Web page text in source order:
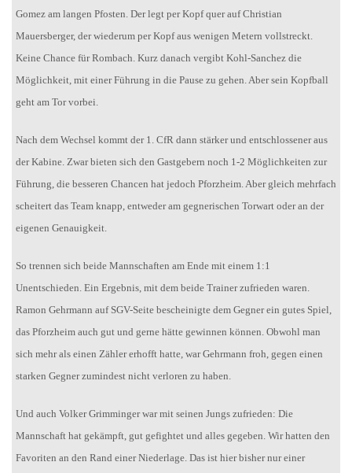
Gomez am langen Pfosten. Der legt per Kopf quer auf Christian
Mauersberger, der wiederum per Kopf aus wenigen Metern vollstreckt.
Keine Chance für Rombach. Kurz danach vergibt Kohl-Sanchez die
Möglichkeit, mit einer Führung in die Pause zu gehen. Aber sein Kopfball
geht am Tor vorbei.
Nach dem Wechsel kommt der 1. CfR dann stärker und entschlossener aus
der Kabine. Zwar bieten sich den Gastgebern noch 1-2 Möglichkeiten zur
Führung, die besseren Chancen hat jedoch Pforzheim. Aber gleich mehrfach
scheitert das Team knapp, entweder am gegnerischen Torwart oder an der
eigenen Genauigkeit.
So trennen sich beide Mannschaften am Ende mit einem 1:1
Unentschieden. Ein Ergebnis, mit dem beide Trainer zufrieden waren.
Ramon Gehrmann auf SGV-Seite bescheinigte dem Gegner ein gutes Spiel,
das Pforzheim auch gut und gerne hätte gewinnen können. Obwohl man
sich mehr als einen Zähler erhofft hatte, war Gehrmann froh, gegen einen
starken Gegner zumindest nicht verloren zu haben.
Und auch Volker Grimminger war mit seinen Jungs zufrieden: Die
Mannschaft hat gekämpft, gut gefightet und alles gegeben. Wir hatten den
Favoriten an den Rand einer Niederlage. Das ist hier bisher nur einer